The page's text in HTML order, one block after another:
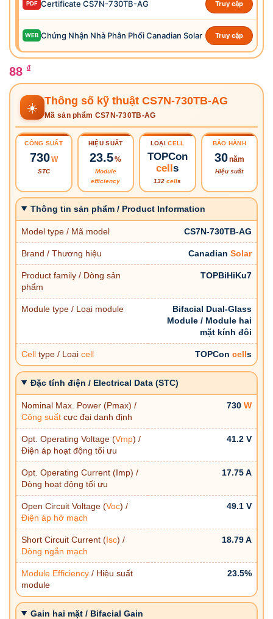
PDF Certificate CS7N-730TB-AG Truy cập
WEB Chứng Nhận Nhà Phân Phối Canadian Solar Truy cập
88 ₫
☀️
Thông số kỹ thuật CS7N-730TB-AG
Mã sản phẩm CS7N-730TB-AG
CÔNG SUẤT
730W
STC
HIỆU SUẤT
23.5%
Module
efficiency
LOẠICELL
TOPCon
cells
132cells
BẢO HÀNH
30năm
Hiệu suất
Thông tin sản phẩm / Product Information
Model type / Mã model CS7N-730TB-AG
Brand / Thương hiệu Canadian Solar
Product family / Dòng sản
phẩm
TOPBiHiKu7
Module type / Loại module
Bifacial Dual-Glass
Module / Module hai
mặt kính đôi
Cell type / Loại cell TOPCon cells
Đặc tính điện / Electrical Data (STC)
Nominal Max. Power (Pmax) /
Công suất cực đại danh định
730 W
Opt. Operating Voltage (Vmp) /
Điện áp hoạt động tối ưu
41.2 V
Opt. Operating Current (Imp) /
Dòng hoạt động tối ưu
17.75 A
Open Circuit Voltage (Voc) /
Điện áp hở mạch
49.1 V
Short Circuit Current (Isc) /
Dòng ngắn mạch
18.79 A
Module Efficiency / Hiệu suất
module
23.5%
Gain hai mặt / Bifacial Gain